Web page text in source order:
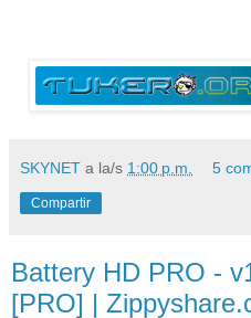
SKYNET a la/s 1:00 p.m. 5
Compartir
Battery HD PRO -
[PRO] |